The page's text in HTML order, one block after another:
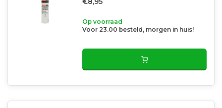
Op voorraad
Voor 23.00 besteld, morgen in huis!